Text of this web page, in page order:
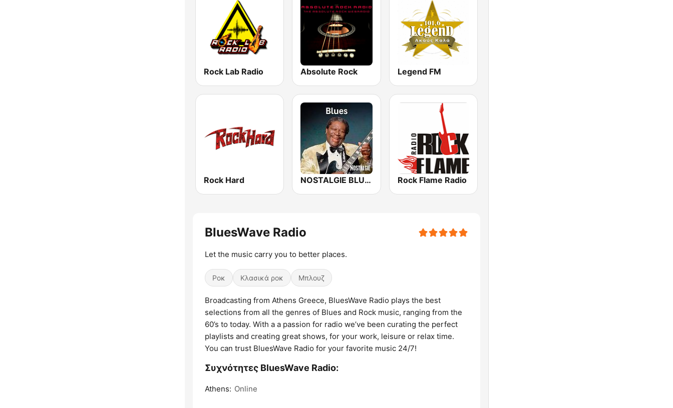
Rock Lab Radio Absolute Rock Legend FM
Rock Hard NOSTALGIE BLUES Rock Flame Radio
BluesWave Radio
Let the music carry you to better places.
Ροκ Κλασικά ροκ Μπλουζ
Broadcasting from Athens Greece, BluesWave Radio plays the best
selections from all the genres of Blues and Rock music, ranging from the
60’s to today. With a a passion for radio we’ve been curating the perfect
playlists and creating great shows, for your work, leisure or relax time.
You can trust BluesWave Radio for your favorite music 24/7!
Συχνότητες BluesWave Radio:
Athens: Online